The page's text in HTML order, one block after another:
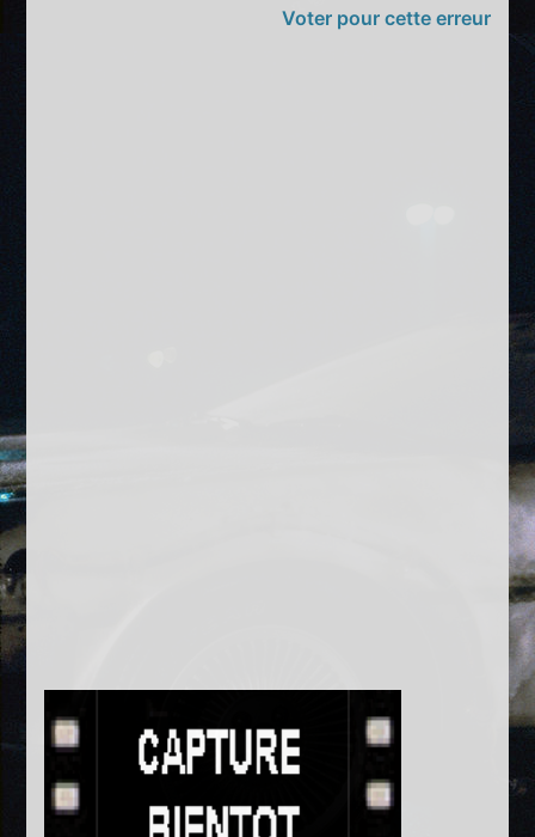
Voter pour cette erreur